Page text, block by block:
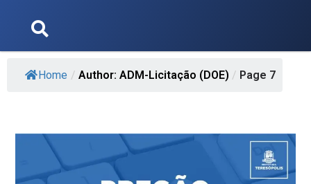
Home / Author: ADM-Licitação (DOE) / Page 7